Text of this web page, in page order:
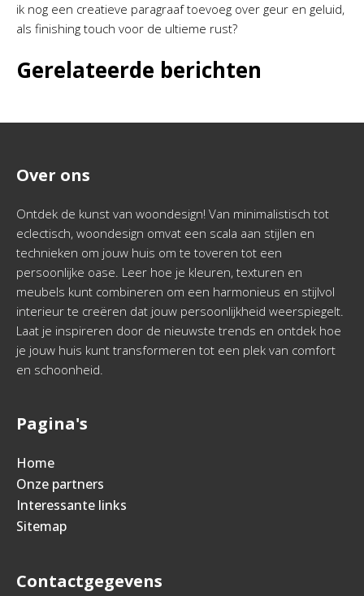
ik nog een creatieve paragraaf toevoeg over geur en geluid,
als finishing touch voor de ultieme rust?
Gerelateerde berichten
Over ons
Ontdek de kunst van woondesign! Van minimalistisch tot
eclectisch, woondesign omvat een scala aan stijlen en
technieken om jouw huis om te toveren tot een
persoonlijke oase. Leer hoe je kleuren, texturen en
meubels kunt combineren om een harmonieus en stijlvol
interieur te creëren dat jouw persoonlijkheid weerspiegelt.
Laat je inspireren door de nieuwste trends en ontdek hoe
je jouw huis kunt transformeren tot een plek van comfort
en schoonheid.
Pagina's
Home
Onze partners
Interessante links
Sitemap
Contactgegevens